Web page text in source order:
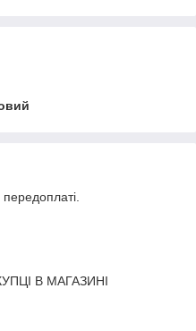
В МАГАЗИНІ